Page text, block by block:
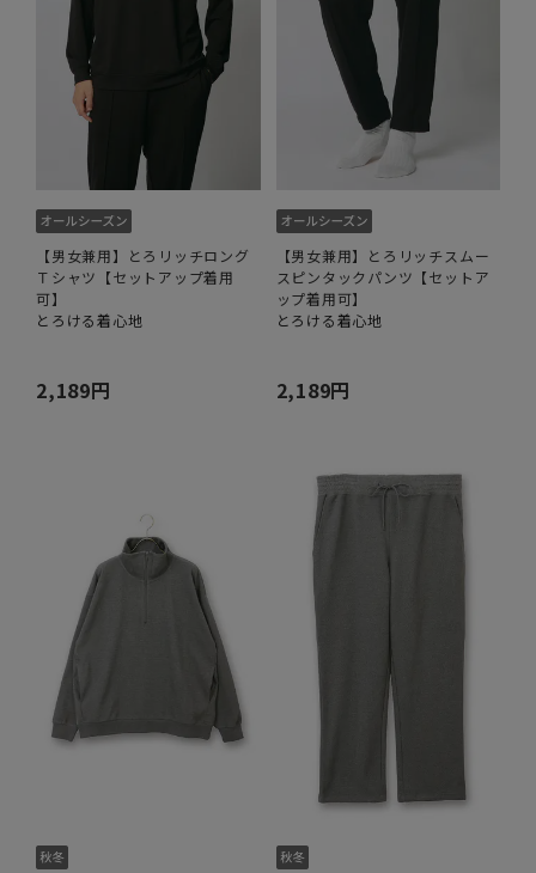
【男女兼用】とろリッチロング
Ｔシャツ【セットアップ着用
可】
とろける着心地
2,189円
【男女兼用】とろリッチスムー
スピンタックパンツ【セットア
ップ着用可】
とろける着心地
2,189円